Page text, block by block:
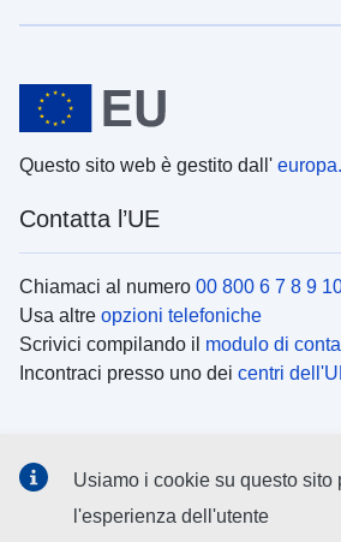
Questo sito web è gestito dall'
Contatta l’UE
Chiamaci al numero 00 800 6 7 8 9
Usa altre opzioni telefoniche
Scrivici compilando il modulo di
Incontraci presso uno dei centri
Cerca icanali social
Usiamo i cookie su questo sito
l'esperienza dell'utente